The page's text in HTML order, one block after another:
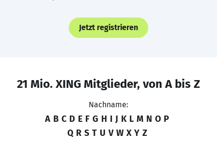
Jetzt registrieren
21 Mio. XING Mitglieder, von A bis Z
Nachname:
A B C D E F G H I J K L M N O P
Q R S T U V W X Y Z